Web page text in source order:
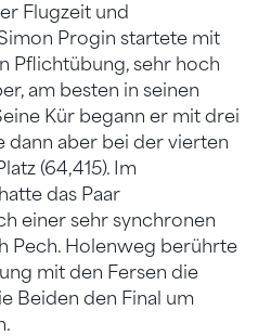
Flugzeit und
Progin startete mit
Pflichtübung, sehr hoch
am besten in seinen
Kür begann er mit drei
dann aber bei der vierten
(64,415). Im
das Paar
einer sehr synchronen
Pech. Holenweg berührte
mit den Fersen die
Beiden den Final um